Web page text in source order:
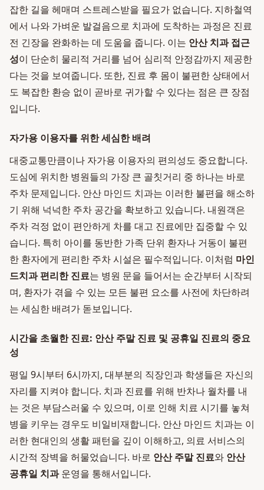
잡한 길을 헤매며 스트레스받을 필요가 없습니다. 지하철역
에서 나와 가벼운 발걸음으로 치과에 도착하는 과정은 진료
전 긴장을 완화하는 데 도움을 줍니다. 이는 안산 치과 접근
성이 단순히 물리적 거리를 넘어 심리적 안정감까지 제공한
다는 것을 보여줍니다. 또한, 진료 후 몸이 불편한 상태에서
도 복잡한 환승 없이 곧바로 귀가할 수 있다는 점은 큰 장점
입니다.
자가용 이용자를 위한 세심한 배려
대중교통만큼이나 자가용 이용자의 편의성도 중요합니다.
도심에 위치한 병원들의 가장 큰 골칫거리 중 하나는 바로
주차 문제입니다. 안산 마인드 치과는 이러한 불편을 해소하
기 위해 넉넉한 주차 공간을 확보하고 있습니다. 내원객은
주차 걱정 없이 편안하게 차를 대고 진료에만 집중할 수 있
습니다. 특히 아이를 동반한 가족 단위 환자나 거동이 불편
한 환자에게 편리한 주차 시설은 필수적입니다. 이처럼 마인
드치과 편리한 진료는 병원 문을 들어서는 순간부터 시작되
며, 환자가 겪을 수 있는 모든 불편 요소를 사전에 차단하려
는 세심한 배려가 돋보입니다.
시간을 초월한 진료: 안산 주말 진료 및 공휴일 진료의 중요
성
평일 9시부터 6시까지, 대부분의 직장인과 학생들은 자신의
자리를 지켜야 합니다. 치과 진료를 위해 반차나 월차를 내
는 것은 부담스러울 수 있으며, 이로 인해 치료 시기를 놓쳐
병을 키우는 경우도 비일비재합니다. 안산 마인드 치과는 이
러한 현대인의 생활 패턴을 깊이 이해하고, 의료 서비스의
시간적 장벽을 허물었습니다. 바로 안산 주말 진료와 안산
공휴일 치과운영을 통해서입니다.